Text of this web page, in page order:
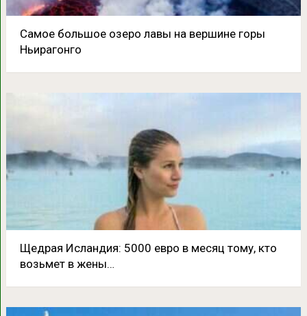
Самое большое озеро лавы на вершине горы
Ньирагонго
Щедрая Исландия: 5000 евро в месяц тому, кто
возьмет в жены…